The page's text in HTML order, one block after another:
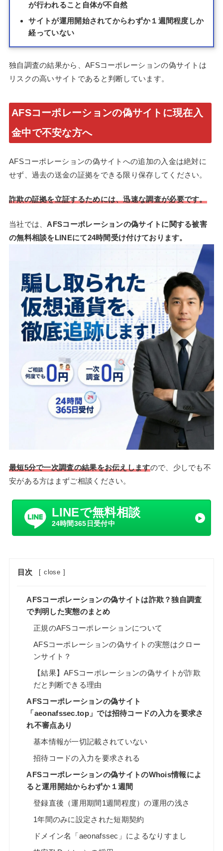
が行われること自体が不自然
サイトが運用開始されてからわずか１週間程度しか
経っていない
独自調査の結果から、AFSコーポレーションの偽サイトは
リスクの高いサイトであると判断しています。
AFSコーポレーションの偽サイトに現在入
金中で不安な方へ
AFSコーポレーションの偽サイトへの追加の入金は絶対に
せず、過去の送金の証拠をできる限り保存してください。
詐欺の証拠を立証するためには、迅速な調査が必要です。
当社では、AFSコーポレーションの偽サイトに関する被害
の無料相談をLINEにて24時間受け付けております。
最短5分で一次調査の結果をお伝えしますので、少しでも不
安がある方はまずご相談ください。
LINEで無料相談
24時間365日受付中
目次 [ close ]
AFSコーポレーションの偽サイトは詐欺？独自調査
で判明した実態のまとめ
正規のAFSコーポレーションについて
AFSコーポレーションの偽サイトの実態はクロー
ンサイト？
【結果】AFSコーポレーションの偽サイトが詐欺
だと判断できる理由
AFSコーポレーションの偽サイト
「aeonafssec.top」では招待コードの入力を要求さ
れ不審点あり
基本情報が一切記載されていない
招待コードの入力を要求される
AFSコーポレーションの偽サイトのWhois情報によ
ると運用開始からわずか１週間
登録直後（運用期間1週間程度）の運用の浅さ
1年間のみに設定された短期契約
ドメイン名「aeonafssec」によるなりすまし